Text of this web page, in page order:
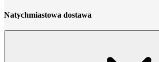
Natychmiastowa dostawa